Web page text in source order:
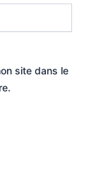
site dans le